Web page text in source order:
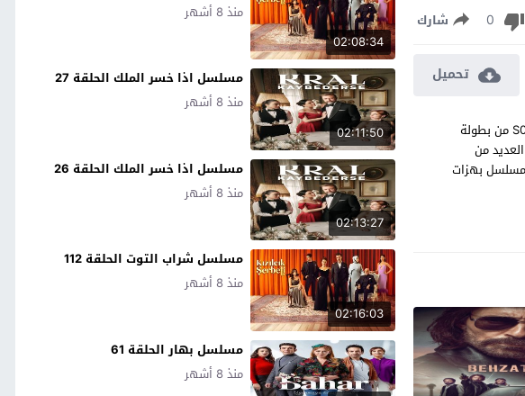
0 شارك
تحميل
مسلسل بهزات جي الموسم الثالث الحلقة 1 مترجمة مشاهدة وتحميل مسلسل “بهزات جي” Behzat Ç حلقة 1 كاملة S03EP01 من بطولة
من
داخل المؤسسة الشرطية بجانب مشاكل وضغوط حياته الاسرية ، شاهد الحلقة 1 من مسلسل بهزات
02:08:34
منذ 8 أشهر
02:11:50
مسلسل اذا خسر الملك الحلقة 27
منذ 8 أشهر
02:13:27
مسلسل اذا خسر الملك الحلقة 26
منذ 8 أشهر
02:16:03
مسلسل شراب التوت الحلقة 112
منذ 8 أشهر
مسلسل بهار الحلقة 61
منذ 8 أشهر